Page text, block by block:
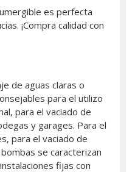
es perfecta
¡Compra calidad con
de aguas claras o
para el utilizo
para el vaciado de
y garages. Para el
para el vaciado de
se caracterizan
fijas con